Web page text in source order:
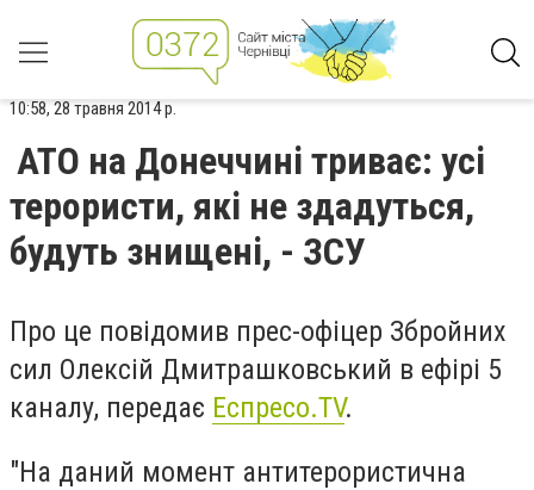
10:58, 28 травня 2014 р.
АТО на Донеччині триває: усі
терористи, які не здадуться,
будуть знищені, - ЗСУ
Про це повідомив прес-офіцер Збройних
сил Олексій Дмитрашковський в ефірі 5
каналу, передає Еспресо.TV.
"На даний момент антитерористична